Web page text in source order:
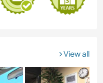
View all